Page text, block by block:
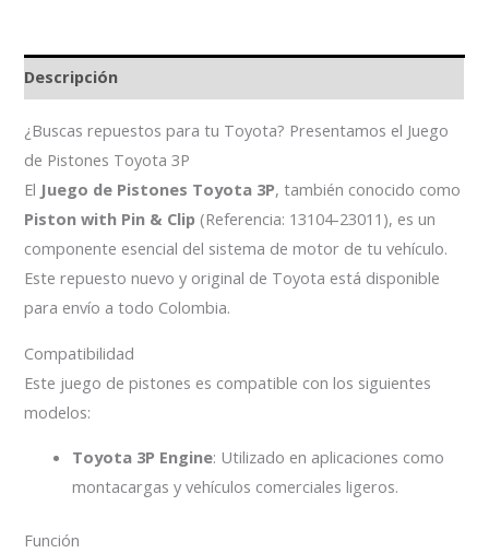
Descripción
¿Buscas repuestos para tu Toyota? Presentamos el Juego
de Pistones Toyota 3P
El Juego de Pistones Toyota 3P, también conocido como
Piston with Pin & Clip (Referencia: 13104-23011), es un
componente esencial del sistema de motor de tu vehículo.
Este repuesto nuevo y original de Toyota está disponible
para envío a todo Colombia.
Compatibilidad
Este juego de pistones es compatible con los siguientes
modelos:
Toyota 3P Engine: Utilizado en aplicaciones como
montacargas y vehículos comerciales ligeros.
Función